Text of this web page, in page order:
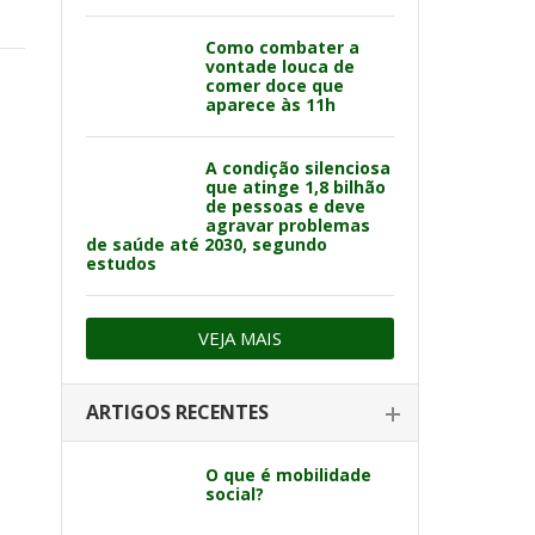
Como combater a
vontade louca de
comer doce que
aparece às 11h
A condição silenciosa
que atinge 1,8 bilhão
de pessoas e deve
agravar problemas
de saúde até 2030, segundo
estudos
VEJA MAIS
ARTIGOS RECENTES
O que é mobilidade
social?